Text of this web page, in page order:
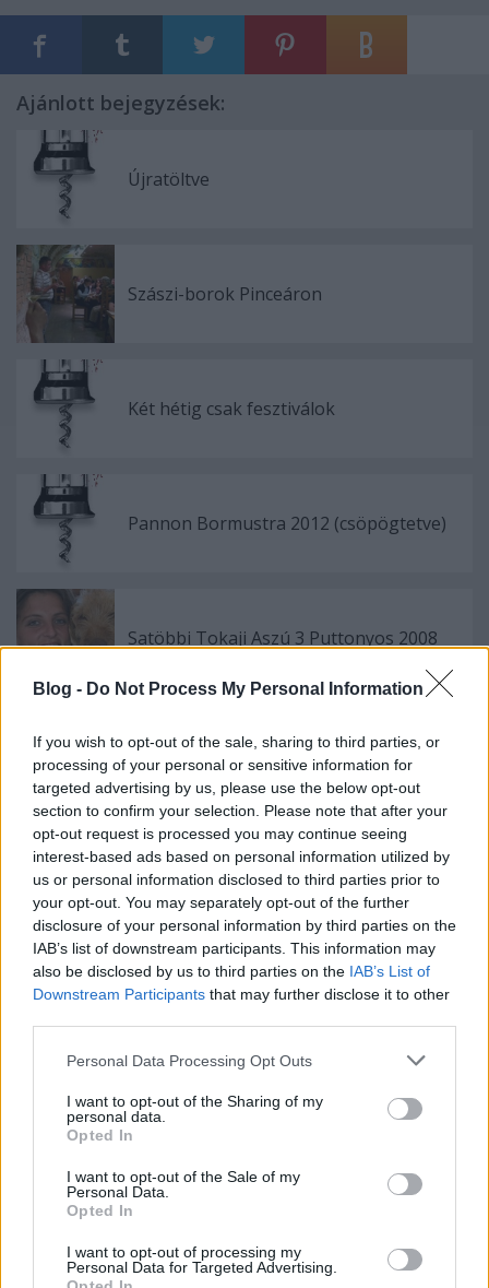
Blog - Do Not Process My Personal Information
If you wish to opt-out of the sale, sharing to third parties, or
processing of your personal or sensitive information for
targeted advertising by us, please use the below opt-out
section to confirm your selection. Please note that after your
opt-out request is processed you may continue seeing
interest-based ads based on personal information utilized by
us or personal information disclosed to third parties prior to
your opt-out. You may separately opt-out of the further
disclosure of your personal information by third parties on the
IAB’s list of downstream participants. This information may
also be disclosed by us to third parties on the IAB’s List of
Downstream Participants that may further disclose it to other
Please note that this website/app uses one or more Google
not limited to your visit or usage behaviour. You may click to
grant or deny consent to Google and its third-party tags to
use your data for below specified purposes in below Google
consent section.
Personal Data Processing Opt Outs
I want to opt-out of the Sharing of my
personal data.
Opted In
I want to opt-out of the Sale of my
Personal Data.
Opted In
I want to opt-out of processing my
Personal Data for Targeted Advertising.
Ajánlott bejegyzések:
Újratöltve
Szászi-borok Pinceáron
Két hétig csak fesztiválok
Pannon Bormustra 2012 (csöpögtetve)
Satöbbi Tokaji Aszú 3 Puttonyos 2008
Szólj hozzá!
A hozzászóláshoz be kell lépned!
VAGY
Decanter
18 éve
véleményem mindkét borról. Különlegesek, finomak,